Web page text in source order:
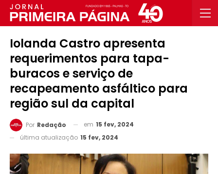
Iolanda Castro apresenta
requerimentos para tapa-
buracos e serviço de
recapeamento asfáltico para
região sul da capital
Por Redação em 15 fev, 2024
última atualização 15 fev, 2024